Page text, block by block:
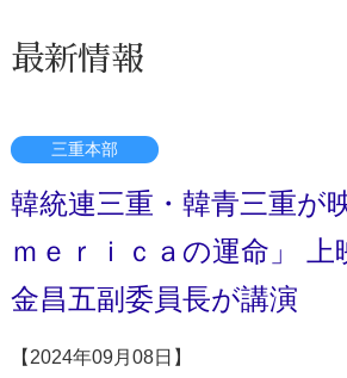
最新情報
三重本部
韓統連三重・韓青三重が
ｍｅｒｉｃａの運命」
金昌五副委員長が講演
【2024年09月08日】